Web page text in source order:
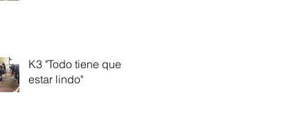
K3 "Todo tiene que
estar lindo"